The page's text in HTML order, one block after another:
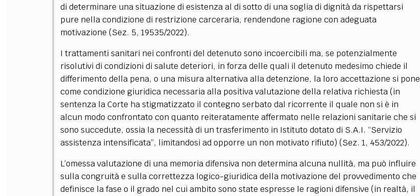
di determinare una situazione di esistenza al di sotto di una soglia di dignità da rispettarsi
pure nella condizione di restrizione carceraria, rendendone ragione con adeguata
motivazione (Sez. 5, 19535/2022).
I trattamenti sanitari nei confronti del detenuto sono incoercibili ma, se potenzialmente
risolutivi di condizioni di salute deteriori, in forza delle quali il detenuto medesimo chiede il
differimento della pena, o una misura alternativa alla detenzione, la loro accettazione si pone
come condizione giuridica necessaria alla positiva valutazione della relativa richiesta (in
sentenza la Corte ha stigmatizzato il contegno serbato dal ricorrente il quale non si è in
alcun modo confrontato con quanto reiteratamente affermato nelle relazioni sanitarie che si
sono succedute, ossia la necessità di un trasferimento in Istituto dotato di S.A.I. “Servizio
assistenza intensificata”, limitandosi ad opporre un non motivato rifiuto) (Sez. 1, 453/2022).
L’omessa valutazione di una memoria difensiva non determina alcuna nullità, ma può influire
sulla congruità e sulla correttezza logico-giuridica della motivazione del provvedimento che
definisce la fase o il grado nel cui ambito sono state espresse le ragioni difensive (in realtà, il